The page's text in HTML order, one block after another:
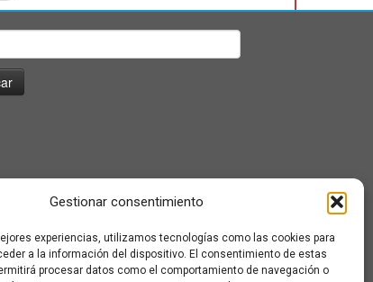
Gestionar consentimiento
experiencias, utilizamos tecnologías como las cookies para
a la información del dispositivo. El consentimiento de estas
procesar datos como el comportamiento de navegación o